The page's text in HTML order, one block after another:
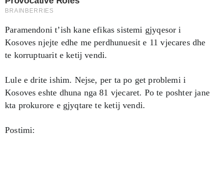
Paramendoni t’ish kane efikas sistemi gjyqesor i
Kosoves njejte edhe me perdhunuesit e 11 vjecares dhe
te korruptuarit e ketij vendi.
Lule e drite ishim. Nejse, per ta po get problemi i
Kosoves eshte dhuna nga 81 vjecaret. Po te poshter jane
kta prokurore e gjyqtare te ketij vendi.
Postimi: